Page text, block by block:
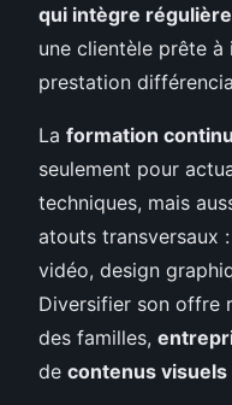
qui intègre
une clientèle prête
prestation
La formation
seulement pour
techniques, mais
atouts transversaux
vidéo, design
Diversifier son offre
des familles,
de contenus